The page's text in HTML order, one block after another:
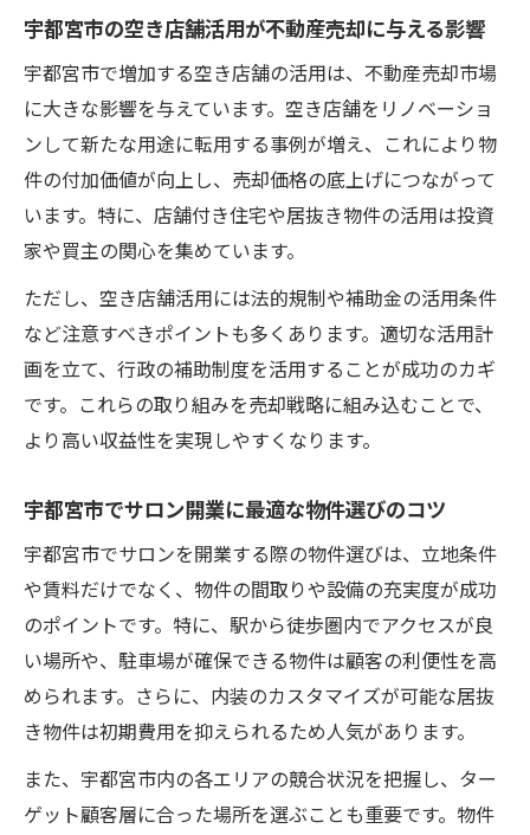
宇都宮市の空き店舗活用が不動産売却に与える影響
宇都宮市で増加する空き店舗の活用は、不動産売却市場
に大きな影響を与えています。空き店舗をリノベーショ
ンして新たな用途に転用する事例が増え、これにより物
件の付加価値が向上し、売却価格の底上げにつながって
います。特に、店舗付き住宅や居抜き物件の活用は投資
家や買主の関心を集めています。
ただし、空き店舗活用には法的規制や補助金の活用条件
など注意すべきポイントも多くあります。適切な活用計
画を立て、行政の補助制度を活用することが成功のカギ
です。これらの取り組みを売却戦略に組み込むことで、
より高い収益性を実現しやすくなります。
宇都宮市でサロン開業に最適な物件選びのコツ
宇都宮市でサロンを開業する際の物件選びは、立地条件
や賃料だけでなく、物件の間取りや設備の充実度が成功
のポイントです。特に、駅から徒歩圏内でアクセスが良
い場所や、駐車場が確保できる物件は顧客の利便性を高
められます。さらに、内装のカスタマイズが可能な居抜
き物件は初期費用を抑えられるため人気があります。
また、宇都宮市内の各エリアの競合状況を把握し、ター
ゲット顧客層に合った場所を選ぶことも重要です。物件